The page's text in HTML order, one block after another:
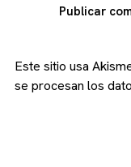
Publicar
Este sitio usa
se procesan los